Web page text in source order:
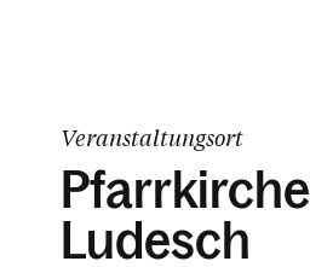
Veranstaltungsort
Pfarrkirche
Ludesch